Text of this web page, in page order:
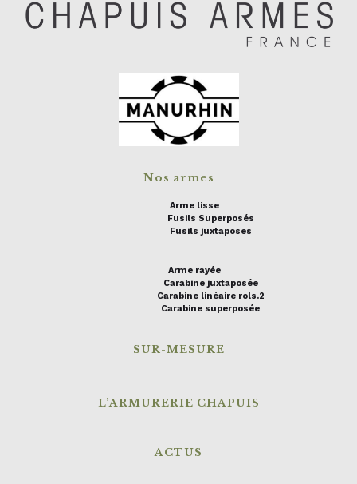
Nos armes
Arme lisse
Fusils Superposés
Fusils juxtaposes
Arme rayée
Carabine juxtaposée
Carabine linéaire rols.2
Carabine superposée
SUR-MESURE
L’ARMURERIE CHAPUIS
ACTUS